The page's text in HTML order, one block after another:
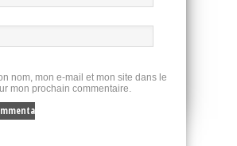
nom, mon e-mail et mon site dans le
mon prochain commentaire.